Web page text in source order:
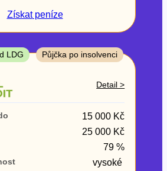
Získatpeníze
LDG Půjčka po insolvenci
Detail >
15 000 Kč
25 000 Kč
79 %
vysoké